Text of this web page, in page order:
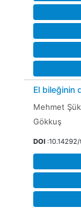
El bileğinin
Mehmet
Gökkuş
DOI